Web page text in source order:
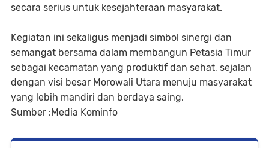
secara serius untuk kesejahteraan masyarakat.
Kegiatan ini sekaligus menjadi simbol sinergi dan
semangat bersama dalam membangun Petasia Timur
sebagai kecamatan yang produktif dan sehat, sejalan
dengan visi besar Morowali Utara menuju masyarakat
yang lebih mandiri dan berdaya saing.
Sumber :Media Kominfo